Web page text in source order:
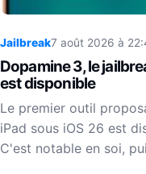
Jailbreak7 août 2026 à
Dopamine 3, le
est disponible
Le premier outil
iPad sous iOS 26 est
C'est notable en soi,